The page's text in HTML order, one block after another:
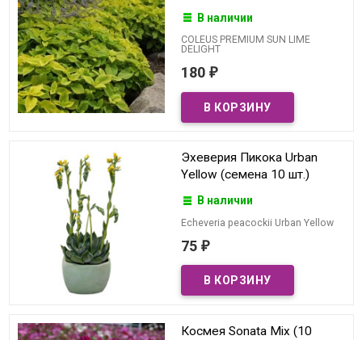
В наличии
COLEUS PREMIUM SUN LIME
DELIGHT
180 ₽
Эхеверия Пикока Urban
Yellow (семена 10 шт.)
В наличии
Echeveria peacockii Urban Yellow
75 ₽
Космея Sonata Mix (10